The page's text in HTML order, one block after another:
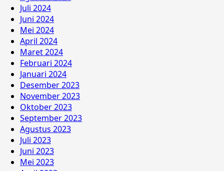
Juli 2024
Juni 2024
Mei 2024
April 2024
Maret 2024
Februari 2024
Januari 2024
Desember 2023
November 2023
Oktober 2023
September 2023
Agustus 2023
Juli 2023
Juni 2023
Mei 2023